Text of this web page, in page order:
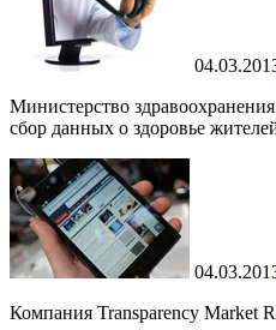
Министерство
сбор данных о здоровье
Компания Transparency Market